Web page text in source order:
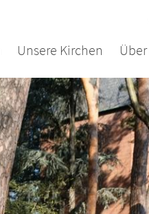
Unsere Kirchen